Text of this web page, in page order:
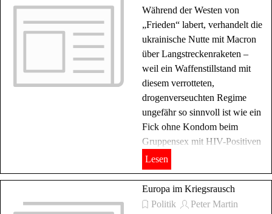
Während der Westen von
„Frieden“ labert, verhandelt die
ukrainische Nutte mit Macron
über Langstreckenraketen –
weil ein Waffenstillstand mit
diesem verrotteten,
drogenverseuchten Regime
ungefähr so sinnvoll ist wie ein
Fick ohne Kondom beim
Gruppensex mit HIV-Positiven
Lesen
Europa im Kriegsrausch
Politik
Peter Martin